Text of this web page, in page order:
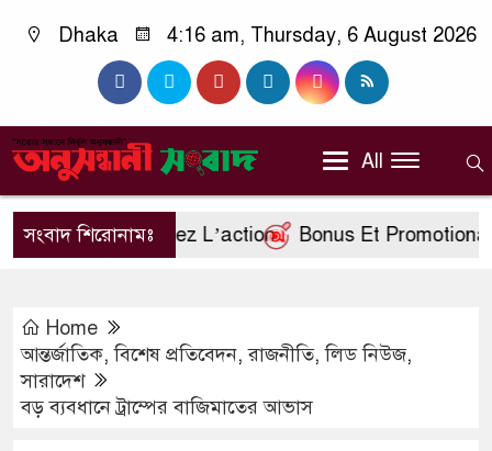
Dhaka 4:16 am, Thursday, 6 August 2026
All
সংবাদ শিরোনামঃ
Rejoignez L’action Bonus Et Promotional
Home
আন্তর্জাতিক,বিশেষ প্রতিবেদন,রাজনীতি,লিড নিউজ,
সারাদেশ
বড় ব্যবধানে ট্রাম্পের বাজিমাতের আভাস